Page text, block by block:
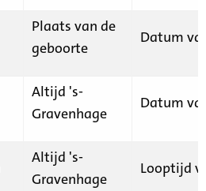
Plaats van de
geboorte
Datum
Altijd 's-
Gravenhage
Datum
Altijd 's-
Gravenhage
Looptijd